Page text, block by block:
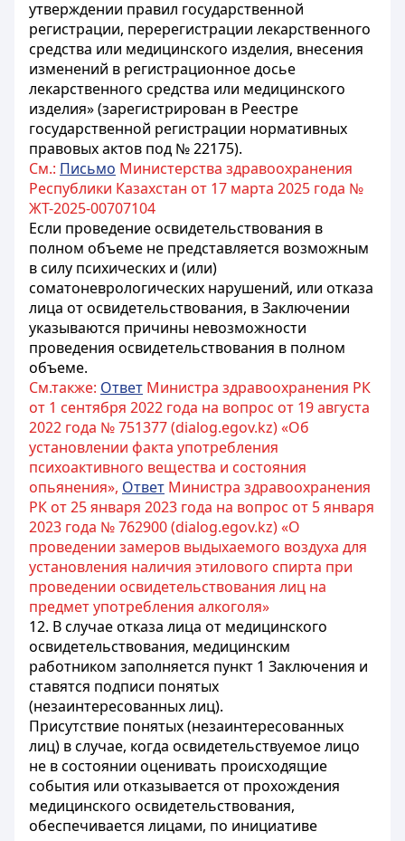
утверждении правил государственной
регистрации, перерегистрации лекарственного
средства или медицинского изделия, внесения
изменений в регистрационное досье
лекарственного средства или медицинского
изделия» (зарегистрирован в Реестре
государственной регистрации нормативных
правовых актов под № 22175).
См.: Письмо Министерства здравоохранения
Республики Казахстан от 17 марта 2025 года №
ЖТ-2025-00707104
Если проведение освидетельствования в
полном объеме не представляется возможным
в силу психических и (или)
соматоневрологических нарушений, или отказа
лица от освидетельствования, в Заключении
указываются причины невозможности
проведения освидетельствования в полном
объеме.
См.также: Ответ Министра здравоохранения РК
от 1 сентября 2022 года на вопрос от 19 августа
2022 года № 751377 (dialog.egov.kz) «Об
установлении факта употребления
психоактивного вещества и состояния
опьянения», Ответ Министра здравоохранения
РК от 25 января 2023 года на вопрос от 5 января
2023 года № 762900 (dialog.egov.kz) «О
проведении замеров выдыхаемого воздуха для
установления наличия этилового спирта при
проведении освидетельствования лиц на
предмет употребления алкоголя»
12. В случае отказа лица от медицинского
освидетельствования, медицинским
работником заполняется пункт 1 Заключения и
ставятся подписи понятых
(незаинтересованных лиц).
Присутствие понятых (незаинтересованных
лиц) в случае, когда освидетельствуемое лицо
не в состоянии оценивать происходящие
события или отказывается от прохождения
медицинского освидетельствования,
обеспечивается лицами, по инициативе